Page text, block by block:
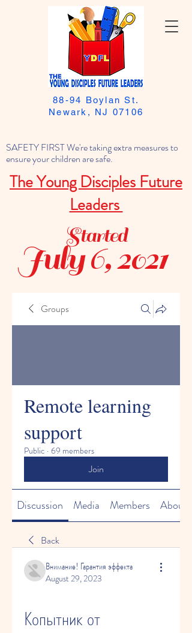
SAFETY FIRST We're taking extra measures to
ensure your children are safe.
The Young Disciples Future
Leaders
88-94 Boylan St.
Newark, NJ 07106
July 6, 2021
Started
Groups
Remote learning
support
Public · 69 members
Join
Discussion Media Members About
Back
Внимание! Гарантия эффекта
August 29, 2023
Копытник от